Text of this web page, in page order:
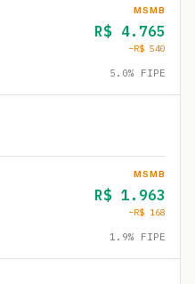
MSMB
R$ 4.765
−R$ 540
5.0% FIPE
MSMB
R$ 1.963
−R$ 168
1.9% FIPE